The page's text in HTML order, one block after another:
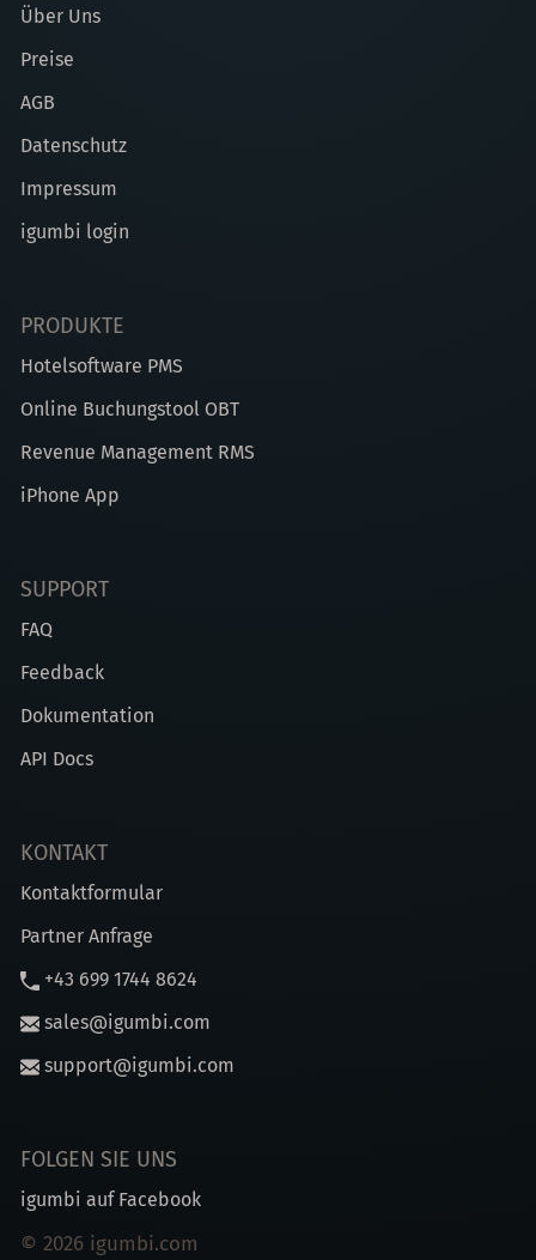
Über Uns
Preise
AGB
Datenschutz
Impressum
igumbi login
PRODUKTE
Hotelsoftware PMS
Online Buchungstool OBT
Revenue Management RMS
iPhone App
SUPPORT
FAQ
Feedback
Dokumentation
API Docs
KONTAKT
Kontaktformular
Partner Anfrage
+43 699 1744 8624
sales@igumbi.com
support@igumbi.com
FOLGEN SIE UNS
igumbi auf Facebook
© 2026 igumbi.com